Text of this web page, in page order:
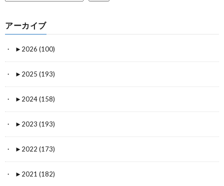
アーカイブ
► 2026 (100)
► 2025 (193)
► 2024 (158)
► 2023 (193)
► 2022 (173)
► 2021 (182)